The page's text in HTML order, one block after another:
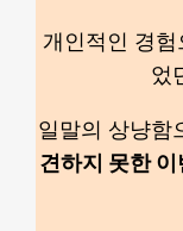
개인적인 경
었
일말의 상냥함
견하지 못한